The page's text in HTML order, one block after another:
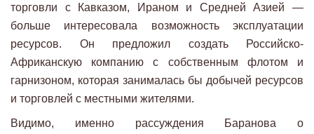
торговли с Кавказом, Ираном и Средней Азией —
больше интересовала возможность эксплуатации
ресурсов. Он предложил создать Российско-
Африканскую компанию с собственным флотом и
гарнизоном, которая занималась бы добычей ресурсов
и торговлей с местными жителями.
Видимо, именно рассуждения Баранова о